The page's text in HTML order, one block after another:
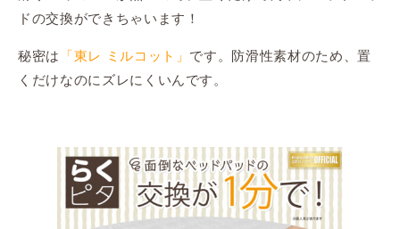
ドの交換ができちゃいます！
秘密は 「東レ ミルコット」 です。防滑性素材のため、置
くだけなのにズレにくいんです。